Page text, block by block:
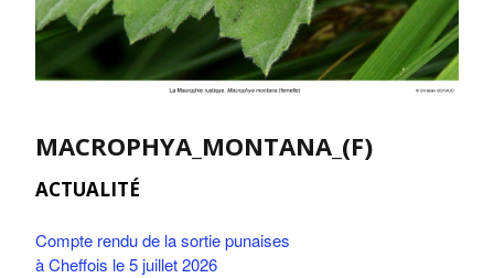
MACROPHYA_MONTANA_(F)
ACTUALITÉ
Compte rendu de la sortie punaises
à Cheffois le 5 juillet 2026